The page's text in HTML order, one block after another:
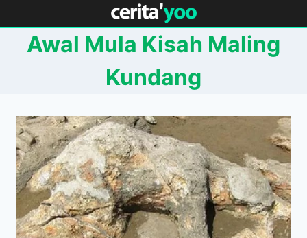
to
contentAwal Mula Kisah Maling
Kundang